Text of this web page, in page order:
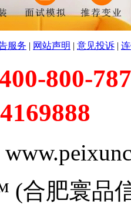
服务 | 网站声明 | 意见投诉 |
800-
(合肥寰品